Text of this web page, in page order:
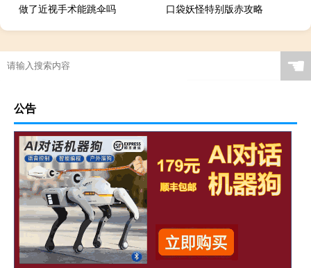
做了近视手术能跳伞吗
口袋妖怪特别版赤攻略
☚
公告